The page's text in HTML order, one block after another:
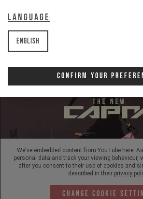
Language
English
Confirm Your
We've embedded content from YouTube here.
personal data and track your viewing behaviour,
after you consent to their use of cookies and
described in their privacy
Change Cookie